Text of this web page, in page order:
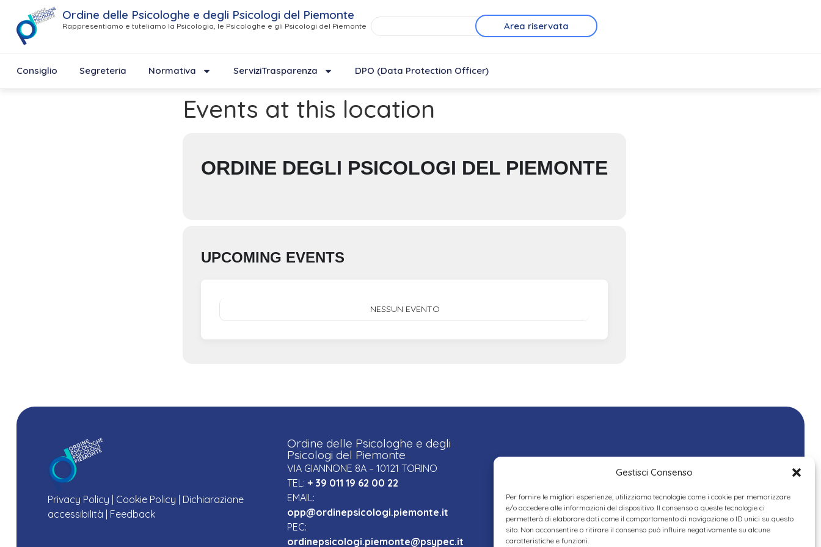
Gestisci Consenso
Per fornire le migliori esperienze, utilizziamo tecnologie come i cookie per memorizzare
e/o accedere alle informazioni del dispositivo. Il consenso a queste tecnologie ci
permetterà di elaborare dati come il comportamento di navigazione o ID unici su questo
sito. Non acconsentire o ritirare il consenso può influire negativamente su alcune
caratteristiche e funzioni.
Ordine delle Psicologhe e degli Psicologi del Piemonte
Rappresentiamo e tuteliamo la Psicologia, le Psicologhe e gli Psicologi del Piemonte Area riservata
Consiglio Segreteria Normativa ServiziTrasparenza DPO (Data Protection Officer)
Events at this location
ORDINE DEGLI PSICOLOGI DEL PIEMONTE
UPCOMING EVENTS
NESSUN EVENTO
Privacy Policy Cookie Policy
Dichiarazione
accessibilità
Feedback
Ordine delle Psicologhe e degli
Psicologi del Piemonte
VIA GIANNONE 8A – 10121 TORINO
TEL: + 39 011 19 62 00 22
EMAIL:
opp@ordinepsicologi.piemonte.it
PEC:
ordinepsicologi.piemonte@psypec.it